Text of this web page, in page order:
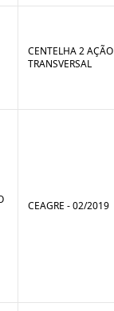
CENTELHA 2 AÇÃO
TRANSVERSAL
CEAGRE - 02/2019